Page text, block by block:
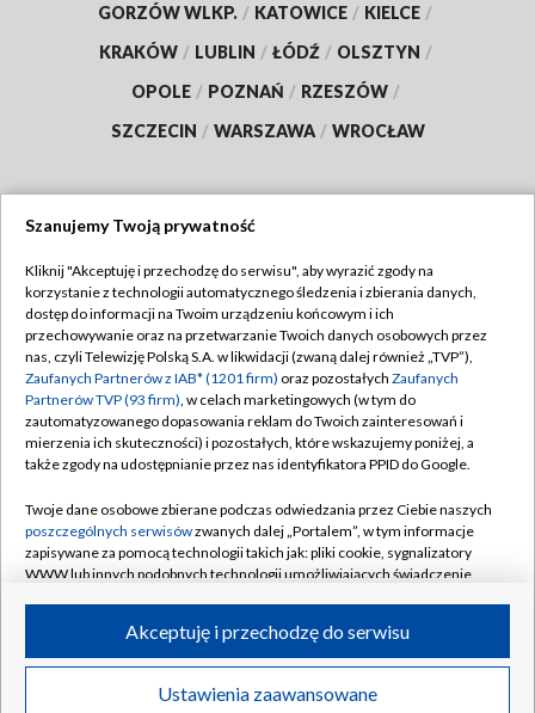
GORZÓW WLKP. / KATOWICE / KIELCE /
KRAKÓW / LUBLIN / ŁÓDŹ / OLSZTYN /
OPOLE / POZNAŃ / RZESZÓW /
SZCZECIN / WARSZAWA / WROCŁAW
TVP
Abonament TVP
Emisja w TVP
Centrum informacji TVP
Naziemna Telewizja Cyfrowa
Rada Programowa
System NOS
Informacje o nadawcy
Program dla prasy
Regulamin TVP
Polityka prywatności
Moje zgody
Pomoc
Kontakt
Kanały
©2026 Telewizja Polska S.A. w likwidacji
Szanujemy Twoją prywatność
Kliknij "Akceptuję i przechodzę do serwisu", aby wyrazić zgody na
korzystanie z technologii automatycznego śledzenia i zbierania danych,
dostęp do informacji na Twoim urządzeniu końcowym i ich
przechowywanie oraz na przetwarzanie Twoich danych osobowych przez
nas, czyli Telewizję Polską S.A. w likwidacji (zwaną dalej również „TVP”),
Zaufanych Partnerów z IAB* (1201 firm) oraz pozostałych Zaufanych
Partnerów TVP (93 firm), w celach marketingowych (w tym do
zautomatyzowanego dopasowania reklam do Twoich zainteresowań i
mierzenia ich skuteczności) i pozostałych, które wskazujemy poniżej, a
także zgody na udostępnianie przez nas identyfikatora PPID do Google.
Twoje dane osobowe zbierane podczas odwiedzania przez Ciebie naszych
poszczególnych serwisówzwanych dalej „Portalem”, w tym informacje
zapisywane za pomocą technologii takich jak: pliki cookie, sygnalizatory
WWW lub innych podobnych technologii umożliwiających świadczenie
ruchu w Internecie.
Twoje dane osobowe zbierane podczas odwiedzania przez Ciebie
poszczególnych serwisówna Portalu, takie jak adresy IP, identyfikatory
Ustawienia zaawansowane
Akceptuję i przechodzę do serwisu